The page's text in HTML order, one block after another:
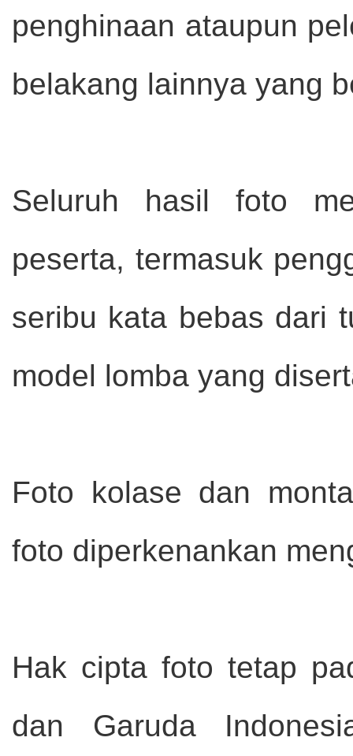
penghinaan ataupun
belakang lainnya yang
Seluruh hasil foto
peserta, termasuk
seribu kata bebas dari
model lomba yang
Foto kolase dan
foto diperkenankan
Hak cipta foto tetap
dan Garuda